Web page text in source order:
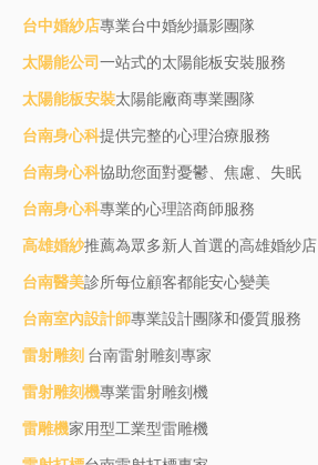
台中婚紗店專業台中婚紗攝影團隊
太陽能公司一站式的太陽能板安裝服務
太陽能板安裝太陽能廠商專業團隊
台南身心科提供完整的心理治療服務
台南身心科協助您面對憂鬱、焦慮、失眠
台南身心科專業的心理諮商師服務
高雄婚紗推薦為眾多新人首選的高雄婚紗店
台南醫美診所每位顧客都能安心變美
台南室內設計師專業設計團隊和優質服務
雷射雕刻 台南雷射雕刻專家
雷射雕刻機專業雷射雕刻機
雷雕機家用型工業型雷雕機